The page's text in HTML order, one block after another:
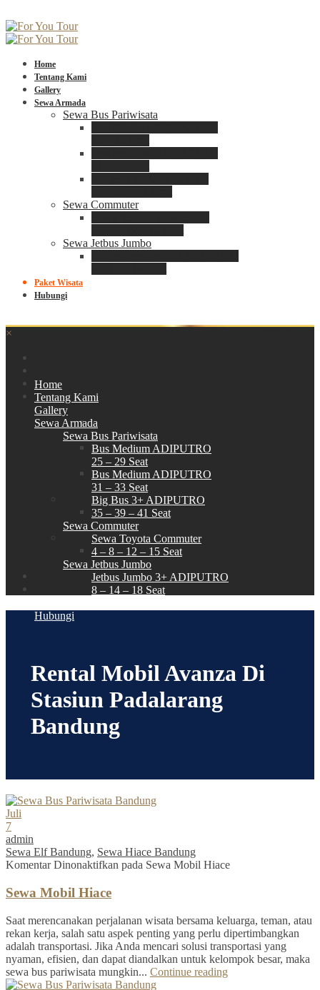
Home
Tentang Kami
Gallery
Sewa Armada
Sewa Bus Pariwisata
Sewa Commuter
Sewa Jetbus Jumbo
Paket Wisata
Hubungi
×
Home
Tentang Kami
Gallery
Sewa Armada
Sewa Bus Pariwisata
Bus Medium ADIPUTRO
25 – 29 Seat
Bus Medium ADIPUTRO
31 – 33 Seat
Big Bus 3+ ADIPUTRO
35 – 39 – 41 Seat
Sewa Commuter
Sewa Toyota Commuter
4 – 8 – 12 – 15 Seat
Sewa Jetbus Jumbo
Jetbus Jumbo 3+ ADIPUTRO
8 – 14 – 18 Seat
Hubungi
Rental Mobil Avanza Di
Stasiun Padalarang
Bandung
Juli
7
admin
Sewa Elf Bandung, Sewa Hiace Bandung
Komentar Dinonaktifkan pada Sewa Mobil Hiace
Sewa Mobil Hiace
Saat merencanakan perjalanan wisata bersama keluarga, teman, atau
rekan kerja, salah satu aspek penting yang perlu dipertimbangkan
adalah transportasi. Jika Anda mencari solusi transportasi yang
nyaman, efisien, dan dapat diandalkan untuk kelompok besar, maka
sewa bus pariwisata mungkin... Continue reading